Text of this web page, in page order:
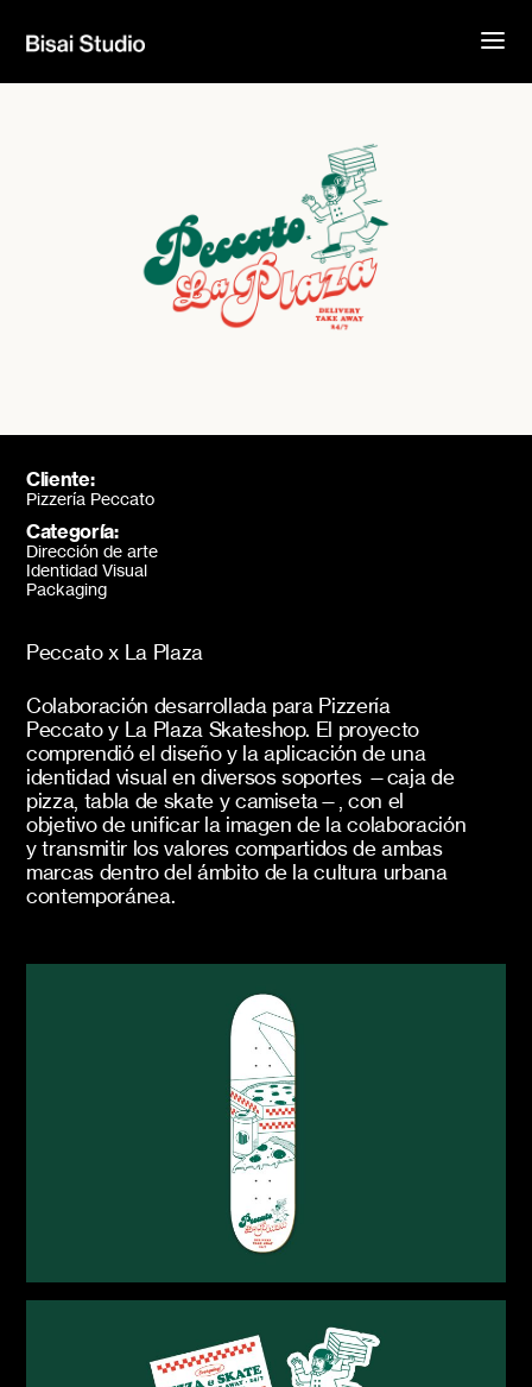
Cliente:
Pizzería Peccato
Categoría:
Dirección de arte
Identidad Visual
Packaging
Peccato x La Plaza
Colaboración desarrollada para Pizzería
Peccato y La Plaza Skateshop. El proyecto
comprendió el diseño y la aplicación de una
identidad visual en diversos soportes —caja de
pizza, tabla de skate y camiseta—, con el
objetivo de unificar la imagen de la colaboración
y transmitir los valores compartidos de ambas
marcas dentro del ámbito de la cultura urbana
contemporánea.